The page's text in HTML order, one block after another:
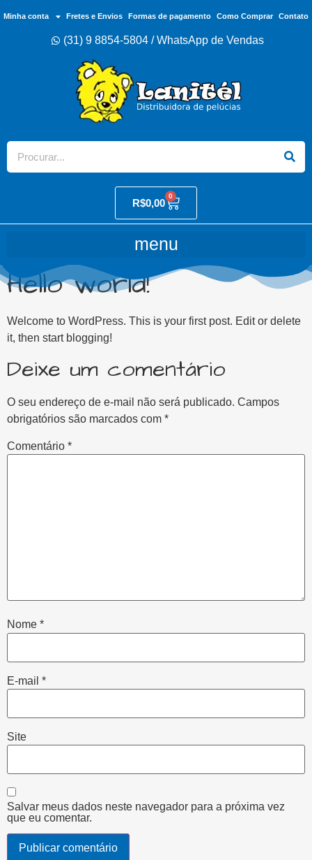
Minha conta Fretes e Envios Formas de pagamento Como Comprar Contato
(31) 9 8854-5804 / WhatsApp de Vendas
R$0,00
0
Hello world!
Welcome to WordPress. This is your first post. Edit or delete
it, then start blogging!
Deixe um comentário
O seu endereço de e-mail não será publicado. Campos
obrigatórios são marcados com *
Comentário *
Nome *
E-mail *
Site
Salvar meus dados neste navegador para a próxima vez
que eu comentar.